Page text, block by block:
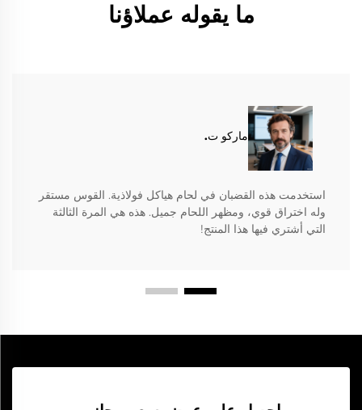
ما يقوله عملاؤنا
ماركو ت.
استخدمت هذه القضبان في لحام هياكل فولاذية. القوس مستقر
وله اختراق قوي، ومظهر اللحام جميل. هذه هي المرة الثالثة
التي أشتري فيها هذا المنتج!